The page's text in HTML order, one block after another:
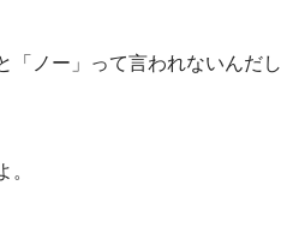
「ノー」って言われないんだし